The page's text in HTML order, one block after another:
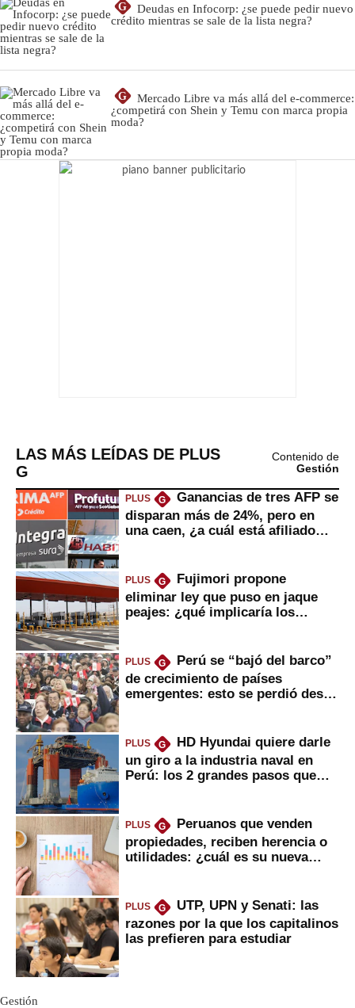
G
Deudas en Infocorp: ¿se puede pedir nuevo
crédito mientras se sale de la lista negra?
G
Mercado Libre va más allá del e-commerce:
¿competirá con Shein y Temu con marca propia
moda?
LAS MÁS LEÍDAS DE PLUS
G
Contenido de
Gestión
PLUS G
Ganancias de tres AFP se
disparan más de 24%, pero en
una caen, ¿a cuál está afiliado
PLUS G
Fujimori propone
eliminar ley que puso en jaque
peajes: ¿qué implicaría los
PLUS G
Perú se “bajó del barco”
de crecimiento de países
emergentes: esto se perdió desde
PLUS G
HD Hyundai quiere darle
un giro a la industria naval en
Perú: los 2 grandes pasos que
PLUS G
Peruanos que venden
propiedades, reciben herencia o
utilidades: ¿cuál es su nueva
PLUS G
UTP, UPN y Senati: las
razones por la que los capitalinos
las prefieren para estudiar
Gestión